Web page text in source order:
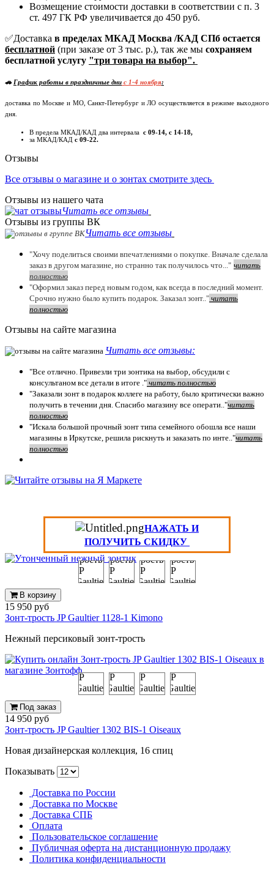
Возмещение стоимости доставки в соответствии с п. 3
ст. 497 ГК РФ увеличивается до 450 руб.
✅Доставка в пределах МКАД Москва /КАД СПб остается
бесплатной (при заказе от 3 тыс. р.), так же мы сохраняем
бесплатной услугу "три товара на выбор".
🚗 График работы в праздничные дни c 1-4 ноября:
доставка по Москве и МО, Санкт-Петербург и ЛО осуществляется в режиме выходного
дня.
В предела МКАД/КАД два интервала с 09-14, с 14-18,
за МКАД/КАД с 09-22.
Отзывы
Все отзывы о магазине и о зонтах смотрите здесь
Отзывы из нашего чата
Читать все отзывы
Отзывы из группы ВК
Читать все отзывы
"Хочу поделиться своими впечатлениями о покупке. Вначале сделала
заказ в другом магазине, но странно так получилось что..." читать
полностью
"Оформил заказ перед новым годом, как всегда в последний момент.
Срочно нужно было купить подарок. Заказал зонт.." читать
полностью
Отзывы на сайте магазина
Читать все отзывы:
"Все отлично. Привезли три зонтика на выбор, обсудили с
консультаном все детали в итоге ." читать полностью
"Заказали зонт в подарок коллеге на работу, было критически важно
получить в течении дня. Спасибо магазину все операти.."читать
полностью
"Искала большой прочный зонт типа семейного обошла все наши
магазины в Иркутске, решила рискнуть и заказать по инте.."читать
полностью
НАЖАТЬ И
ПОЛУЧИТЬ СКИДКУ
В корзину
15 950 руб
Зонт-трость JP Gaultier 1128-1 Kimono
Нежный персиковый зонт-трость
Под заказ
14 950 руб
Зонт-трость JP Gaultier 1302 BIS-1 Oiseaux
Новая дизайнерская коллекция, 16 спиц
Показывать
Доставка по России
Доставка по Москве
Доставка СПБ
Оплата
Пользовательское соглашение
Публичная оферта на дистанционную продажу
Политика конфиденциальности